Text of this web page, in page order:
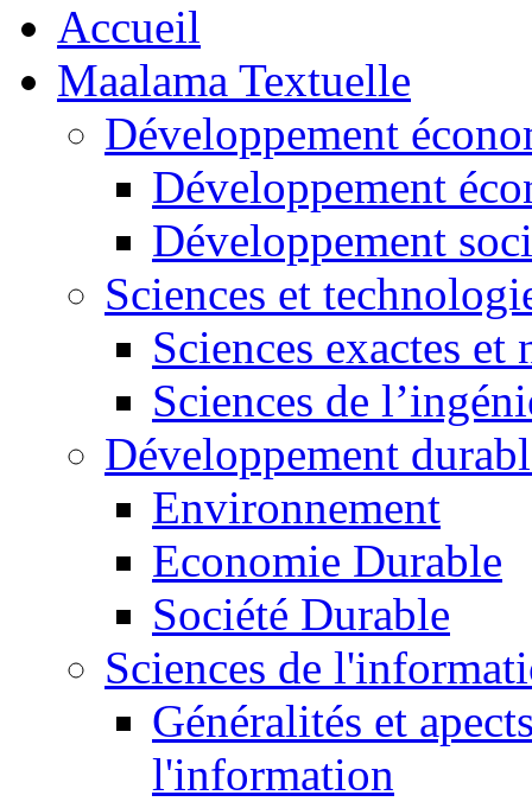
Accueil
Maalama Textuelle
Développement
Développement
Développement
Sciences et
Sciences exactes et
Sciences de
Développement
Environnement
Economie Durable
Société Durable
Sciences de
Généralités et
l'information